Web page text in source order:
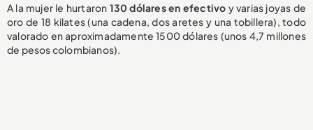
A la mujer le hurtaron 130 dólares en efectivo y varias joyas de
oro de 18 kilates (una cadena, dos aretes y una tobillera), todo
valorado en aproximadamente 1500 dólares (unos 4,7 millones
de pesos colombianos).